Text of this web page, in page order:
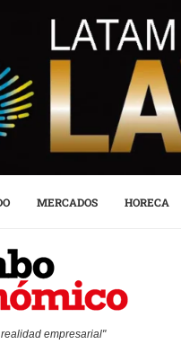
MERCADOS HORECA
empresarial"